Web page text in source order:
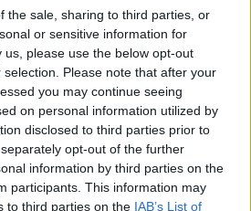
the sale, sharing to third parties, or
or sensitive information for
please use the below opt-out
Please note that after your
you may continue seeing
on personal information utilized by
disclosed to third parties prior to
opt-out of the further
information by third parties on the
participants. This information may
to third parties on the IAB’s List of
a tesztelést, a
a pokol kínzóeszköze is
már csak
például olyat,
testfestés nem jelenik
után egy nagy, sötét
De akad olyan is,
animáció közben hősnőnk